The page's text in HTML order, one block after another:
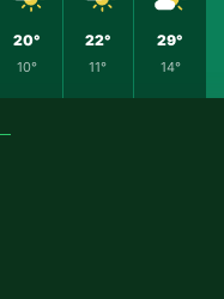
20°
10°
22°
11°
29°
14°